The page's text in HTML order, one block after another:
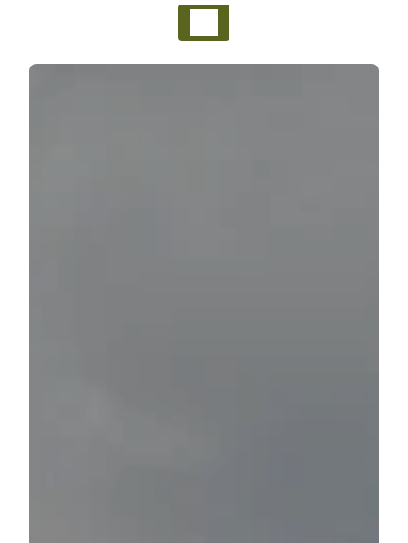
Panneau de gestion des cookies